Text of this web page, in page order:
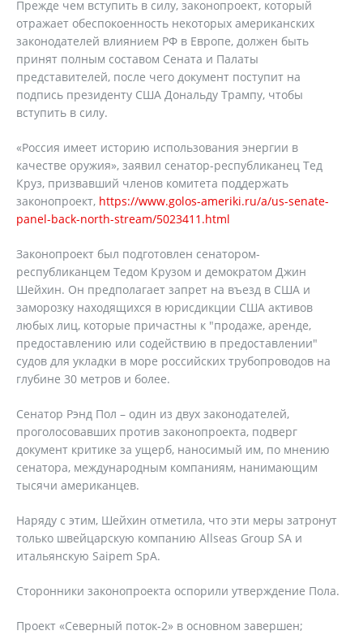
Прежде чем вступить в силу, законопроект, который
отражает обеспокоенность некоторых американских
законодателей влиянием РФ в Европе, должен быть
принят полным составом Сената и Палаты
представителей, после чего документ поступит на
подпись президенту США Дональду Трампу, чтобы
вступить в силу.
«Россия имеет историю использования энергии в
качестве оружия», заявил сенатор-республиканец Тед
Круз, призвавший членов комитета поддержать
законопроект, https://www.golos-ameriki.ru/a/us-senate-
panel-back-north-stream/5023411.html
Законопроект был подготовлен сенатором-
республиканцем Тедом Крузом и демократом Джин
Шейхин. Он предполагает запрет на въезд в США и
заморозку находящихся в юрисдикции США активов
любых лиц, которые причастны к "продаже, аренде,
предоставлению или содействию в предоставлении"
судов для укладки в море российских трубопроводов на
глубине 30 метров и более.
Сенатор Рэнд Пол – один из двух законодателей,
проголосовавших против законопроекта, подверг
документ критике за ущерб, наносимый им, по мнению
сенатора, международным компаниям, нанимающим
тысячи американцев.
Наряду с этим, Шейхин отметила, что эти меры затронут
только швейцарскую компанию Allseas Group SA и
итальянскую Saipem SpA.
Сторонники законопроекта оспорили утверждение Пола.
Проект «Северный поток-2» в основном завершен;